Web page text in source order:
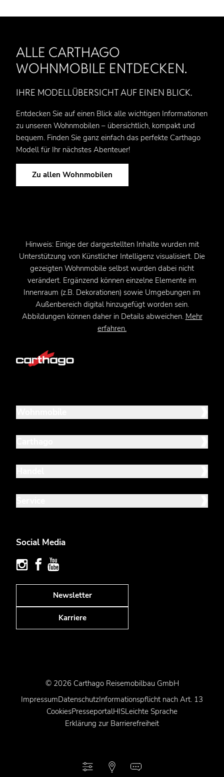
ALLE CARTHAGO
WOHNMOBILE ENTDECKEN.
IHRE MODELLÜBERSICHT AUF EINEN BLICK.
Entdecken Sie auf einen Blick alle wichtigen Informationen
zu unseren Wohnmobilen – übersichtlich, kompakt und
bequem. Finden Sie ganz einfach das perfekte Carthago
Modell für Ihr nächstes Abenteuer!
Zu allen Wohnmobilen
Hinweis: Einige der dargestellten Inhalte wurden mit
Unterstützung von Künstlicher Intelligenz visualisiert. Die
gezeigten Wohnmobile selbst wurden dabei nicht
verändert. Ergänzend können einzelne Elemente im
Innenraum (z.B. Dekorationen) sowie Umgebungen im
Außenbereich digital hinzugefügt worden sein.
Abbildungen können daher in Details abweichen. Mehr
erfahren.
Social Media
Newsletter
Karriere
© 2026 Carthago Reisemobilbau GmbH
ImpressumDatenschutzInformationspflicht nach Art. 13
CookiesPresseportalHISLeichte Sprache
Erklärung zur Barrierefreiheit